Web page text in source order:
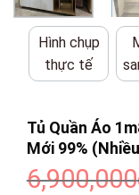
Hình chụp
thực tế
Tủ Quần Áo
Mới 99%
6,900,000